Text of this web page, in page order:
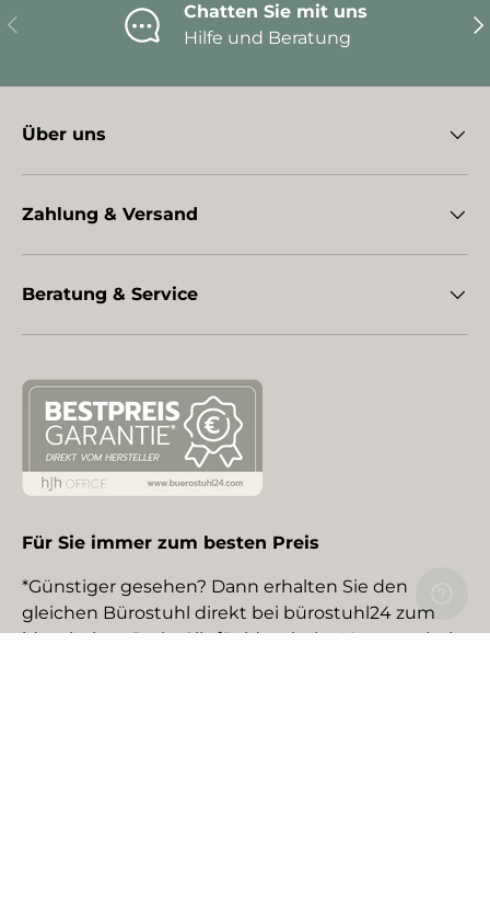
Vorherige
Chatten Sie mit uns
Hilfe und Beratung
Über uns
Zahlung & Versand
Beratung & Service
Für Sie immer zum besten Preis
*Günstiger gesehen? Dann erhalten Sie den
gleichen Bürostuhl direkt bei bürostuhl24 zum
identischen Preis. Gilt für identische Neuware bei